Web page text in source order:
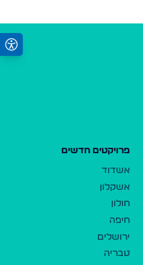
פרויקטים חדשים
אשדוד
אשקלון
חולון
חיפה
ירושלים
טבריה